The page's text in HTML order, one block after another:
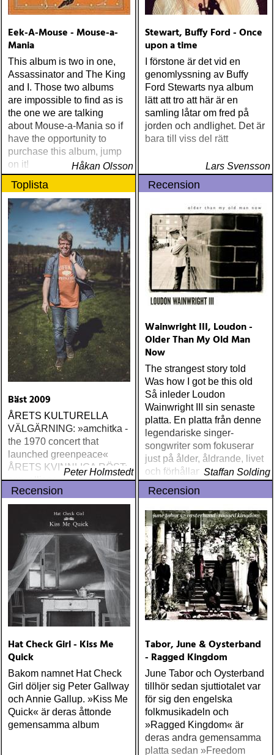
Eek-A-Mouse - Mouse-a-
Mania
This album is two in one,
Assassinator and The King
and I. Those two albums
are impossible to find as is
the one we are talking
about Mouse-a-Mania so if
have the opportunity to
purchase this album, jump
on it!
Håkan Olsson
Stewart, Buffy Ford - Once
upon a time
I förstone är det vid en
genomlyssning av Buffy
Ford Stewarts nya album
lätt att tro att här är en
samling låtar om fred på
jorden och andlighet. Det är
bara till viss del rätt
Lars Svensson
Toplista
Bäst 2009
ÅRETS KULTURELLA
VÄLGÄRNING: »amchitka -
the 1970 concert that
launched greenpeace«
ÅRETS KVINNLIGA RÖST:
amy allison : sheffield
streets (urban myth)
ÅRETS SKILSMÄSSA:
amy speace : the killer in
me (wildflower) ÅRETS
WILLIE NELSON; bob
cheevers : tall texas tales
(inbred) ÅRETS PLATTA,
ALLA KATEGORIER, HELT
ENKELT: citizen k : meet
citizen k (paraply) ÅRETS
MANLIGA RÖST: clarence
(hyena) ÅRETS GILLIAN
WELCH: dave rawlings
machine : a friend of a
friend (acony) ÅRETS
MEST UNDANGÖMDA:
david mead : almost &
always (david mead)
Peter Holmstedt
Recension
Wainwright III, Loudon -
Older Than My Old Man
Now
The strangest story told
Was how I got be this old
Så inleder Loudon
Wainwright III sin senaste
platta. En platta från denne
legendariske singer-
songwriter som fokuserar
just på ålder, åldrande, livet
och förhållandet till föräldrar
och farföräldrar
Staffan Solding
Recension
Hat Check Girl - Kiss Me
Quick
Bakom namnet Hat Check
Girl döljer sig Peter Gallway
och Annie Gallup. »Kiss Me
Quick« är deras åttonde
gemensamma album
Recension
Tabor, June & Oysterband
- Ragged Kingdom
June Tabor och Oysterband
tillhör sedan sjuttiotalet var
för sig den engelska
folkmusikadeln och
»Ragged Kingdom« är
deras andra gemensamma
platta sedan »Freedom